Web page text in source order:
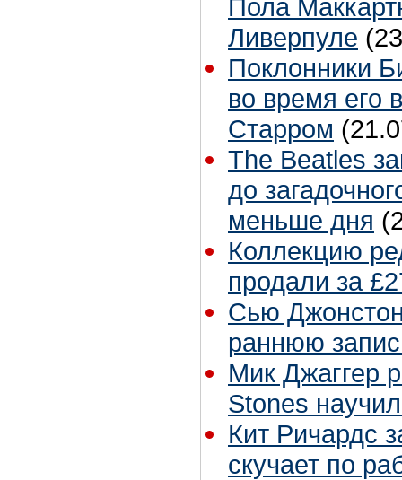
Пола
Ливерпуле
Поклонники
во время его
Старром
The Beatles
до
меньше дня
Коллекцию
продали за
Сью
раннюю
Мик Джаггер
Stones
Кит Ричардс
скучает по